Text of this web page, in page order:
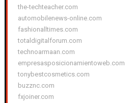
the-techteacher.com
automobilenews-online.com
fashionalltimes.com
totaldigitalforum.com
technoarmaan.com
empresasposicionamientoweb.com
tonybestcosmetics.com
buzznc.com
fxjoiner.com